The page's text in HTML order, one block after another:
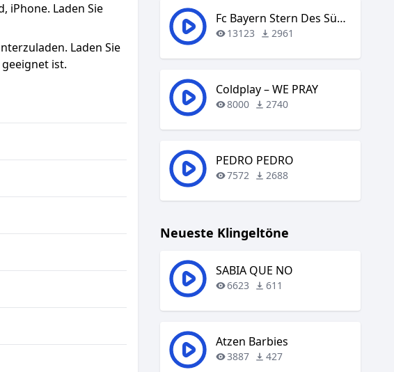
um
Lautstärke
iPhone. Laden Sie
Laden Sie
ist.
Fc Bayern Stern Des Südens
13123 2961
Coldplay – WE PRAY
8000 2740
PEDRO PEDRO
7572 2688
Neueste Klingeltöne
SABIA QUE NO
6623 611
Atzen Barbies
3887 427